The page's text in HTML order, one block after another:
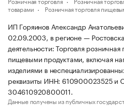
товарами
Розничная торговля
ИП Горяинов Александр
02.09.2003, в регионе —
деятельности: Торговля
пищевыми продуктами, включая
изделиями в
реквизиты ИНН: 610900023525 и
304610920800011.
Данные получены из публичных